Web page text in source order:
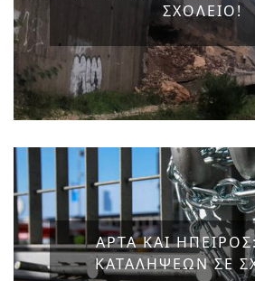
ΣΧΟΛΕΙΟ!
ΑΡΤΑ ΚΑΙ
ΚΑΤΑΛΗΨΕΩΝ ΣΕ